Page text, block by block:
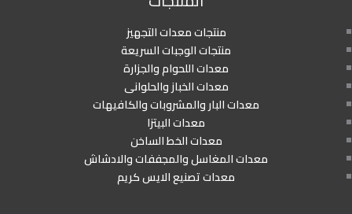
منتجات معدات التجهيز
منتجات الوجبات السريعة
معدات اللحوام والجزارة
معدات الخباز والحلوانى
معدات البار والمشروبات والكافيهات
معدات البيتزا
معدات الخط الساخن
معدات المغاسل والمجففات والادشاش
معدات تصنيع الايس كريم